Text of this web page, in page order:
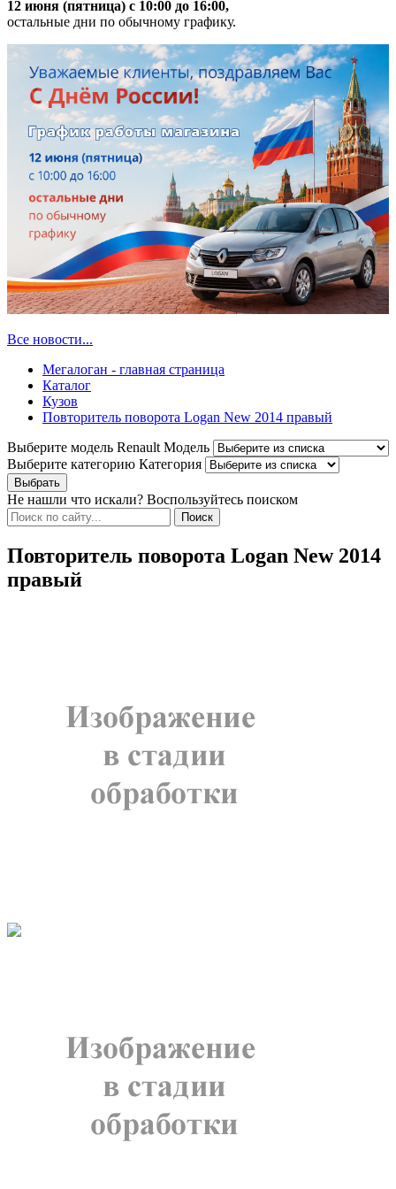
12 июня (пятница) с 10:00 до 16:00,
остальные дни по обычному графику.
Все новости...
Мегалоган - главная страница
Каталог
Кузов
Повторитель поворота Logan New 2014 правый
Выберите модель Renault Модель
Выберите категорию Категория
Не нашли что искали? Воспользуйтесь поиском
Повторитель поворота Logan New 2014
правый